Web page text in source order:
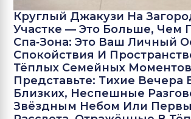
Круглый Джакузи На
Участке — Это Больше, Чем
Спа‑зона: Это Ваш Личный
Спокойствия И
Тёплых Семейных
Представьте: Тихие Вечера
Близких, Неспешные
Звёздным Небом Или